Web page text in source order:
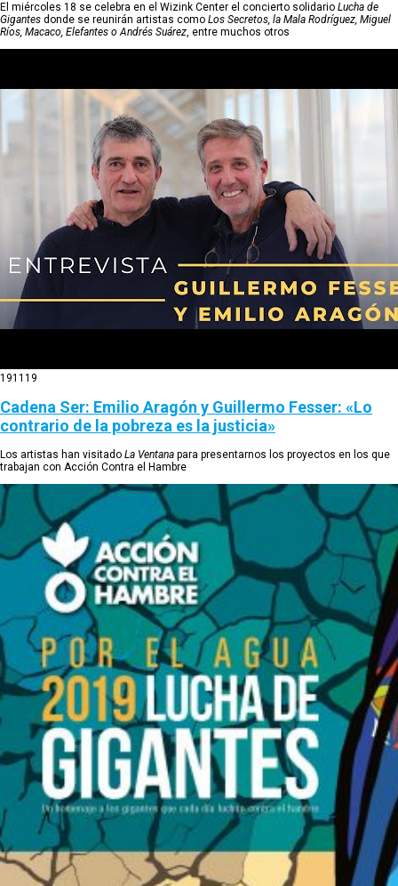
El miércoles 18 se celebra en el Wizink Center el concierto solidario Lucha de
Gigantes donde se reunirán artistas como Los Secretos, la Mala Rodríguez, Miguel
Ríos, Macaco, Elefantes o Andrés Suárez, entre muchos otros
1911 19
Cadena Ser: Emilio Aragón y Guillermo Fesser: «Lo
contrario de la pobreza es la justicia»
Los artistas han visitado La Ventana para presentarnos los proyectos en los que
trabajan con Acción Contra el Hambre